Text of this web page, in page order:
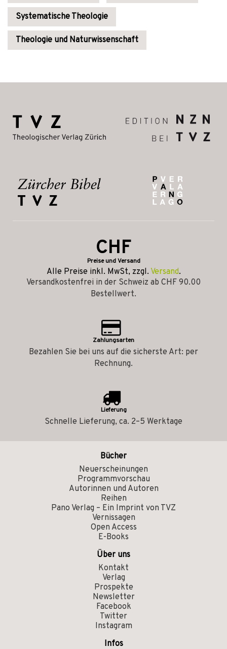
Systematische Theologie
Theologie und Naturwissenschaft
CHF
Preise und Versand
Alle Preise inkl. MwSt, zzgl. Versand.
Versandkostenfrei in der Schweiz ab CHF 90.00
Bestellwert.
Zahlungsarten
Bezahlen Sie bei uns auf die sicherste Art: per
Rechnung.
Lieferung
Schnelle Lieferung, ca. 2–5 Werktage
Bücher
Neuerscheinungen
Programmvorschau
Autorinnen und Autoren
Reihen
Pano Verlag – Ein Imprint von TVZ
Vernissagen
Open Access
E-Books
Über uns
Kontakt
Verlag
Prospekte
Newsletter
Facebook
Twitter
Instagram
Infos